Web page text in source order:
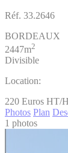
Réf. 33.2646
BORDEAUX
2447m2
Divisible
Location:
220 Euros HT/
Photos Plan
1 photos